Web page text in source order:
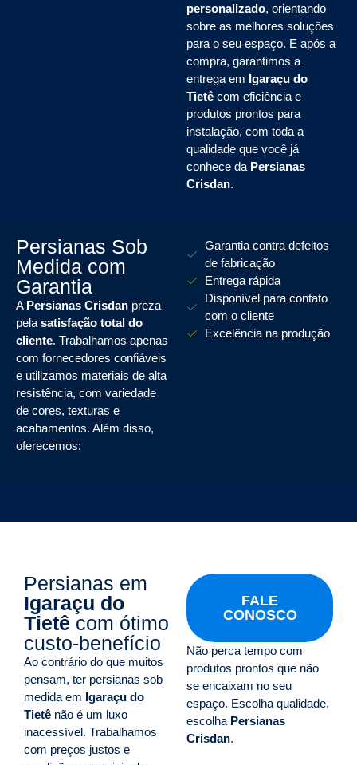
personalizado, orientando
sobre as melhores soluções
para o seu espaço. E após a
compra, garantimos a
entrega em Igaraçu do
Tietê com eficiência e
produtos prontos para
instalação, com toda a
qualidade que você já
conhece da Persianas
Crisdan.
Persianas Sob
Medida com
Garantia
A Persianas Crisdan preza
pela satisfação total do
cliente. Trabalhamos apenas
com fornecedores confiáveis
e utilizamos materiais de alta
resistência, com variedade
de cores, texturas e
acabamentos. Além disso,
oferecemos:
Garantia contra defeitos
de fabricação
Entrega rápida
Disponível para contato
com o cliente
Excelência na produção
Persianas em
Igaraçu do
Tietê com ótimo
custo-benefício
Ao contrário do que muitos
pensam, ter persianas sob
medida em Igaraçu do
Tietê não é um luxo
inacessível. Trabalhamos
com preços justos e
FALE
CONOSCO
Não perca tempo com
produtos prontos que não
se encaixam no seu
espaço. Escolha qualidade,
escolha Persianas
Crisdan.